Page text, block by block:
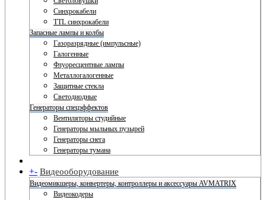
Синхрокабели
TTL синхрокабели
Запасные лампы и колбы
Газоразрядные (импульсные)
Галогенные
Флуоресцентные лампы
Металлогалогенные
Защитные стекла
Светодиодные
Генераторы спецэффектов
Вентиляторы студийные
Генераторы мыльных пузырей
Генераторы снега
Генераторы тумана
+- Видеооборудование
Видеомикшеры, конвертеры, контроллеры и аксессуары AVMATRIX
Видеокодеры